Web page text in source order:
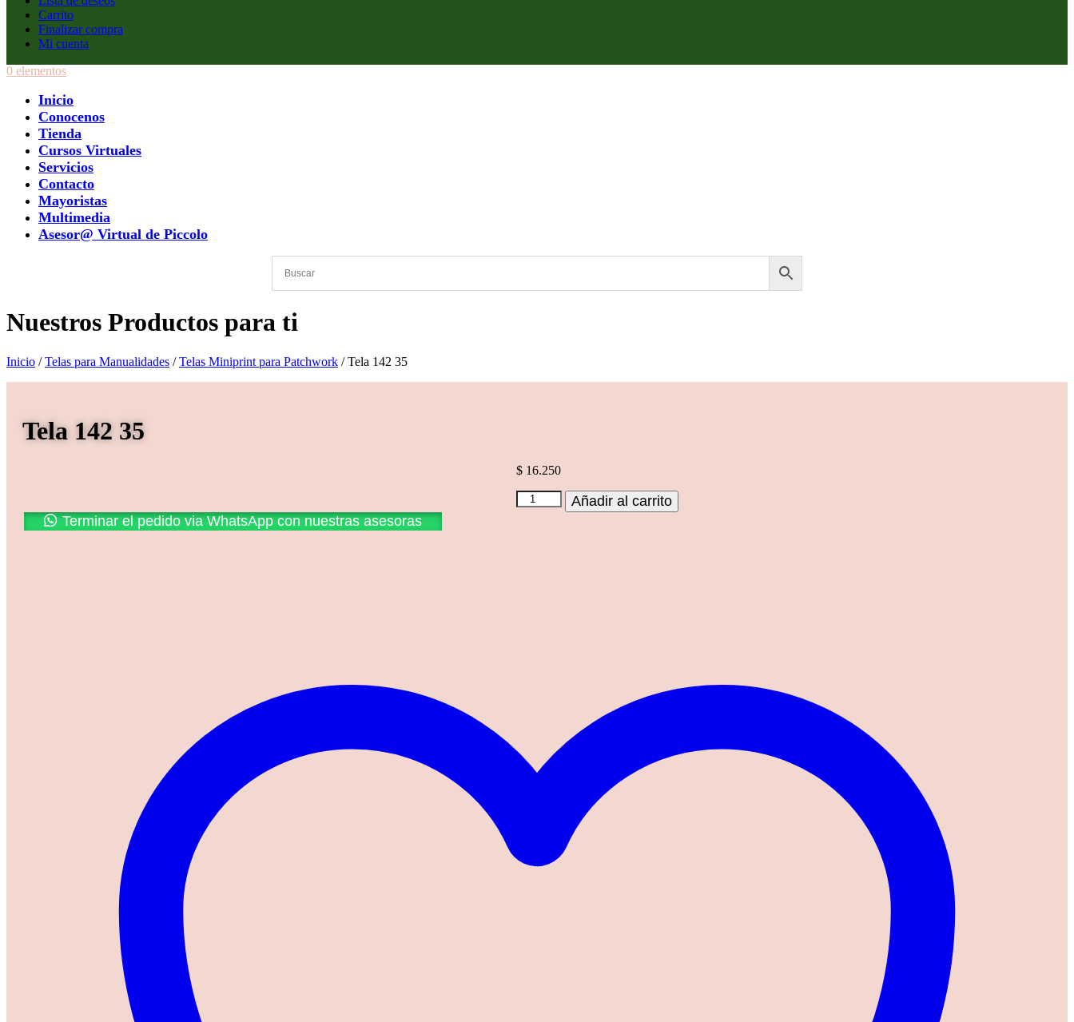
Carrito
Finalizar compra
Mi cuenta
0 elementos
Inicio
Conocenos
Tienda
Cursos Virtuales
Servicios
Contacto
Mayoristas
Multimedia
Asesor@ Virtual de Piccolo
Nuestros Productos para ti
Inicio /Telas para Manualidades /Telas Miniprint para Patchwork / Tela 142 35
Tela 142 35
$ 16.250
Tela
142
Añadir al carrito
Terminar el pedido via WhatsApp con nuestras asesoras